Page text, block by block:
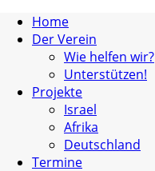
Home
Der Verein
Wie helfen wir?
Unterstützen!
Projekte
Israel
Afrika
Deutschland
Termine